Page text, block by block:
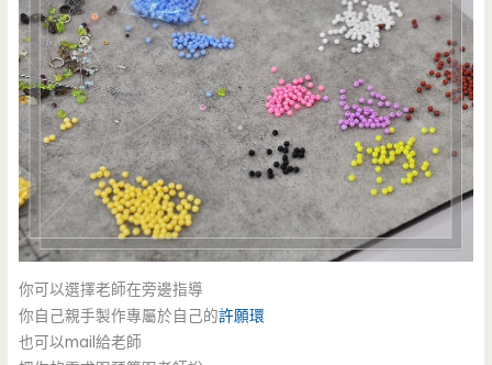
你可以選擇老師在旁邊指導
你自己親手製作專屬於自己的許願環
也可以mail給老師